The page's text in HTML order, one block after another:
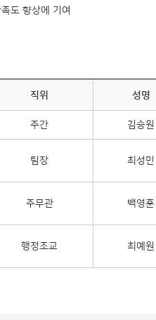
도 향상에 기여
직위 성명
주간 김승원
팀장 최성민
주무관 백영훈
행정조교 최예원